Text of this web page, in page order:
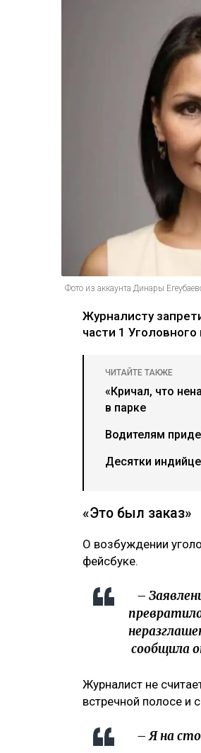
Фото из аккаунта Динары
Журналисту
части 1
ЧИТАЙТЕ ТАКЖЕ
«Кричал, что
в парке
Водителям
Десятки
«Это был заказ»
О возбуждении
фейсбуке.
–
сообщила
Журналист не
встречной полосе и
– Я на